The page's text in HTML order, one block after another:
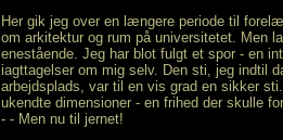
Her gik jeg over en længere periode til
om arkitektur og rum på universitetet. Men
enestående. Jeg har blot fulgt et spor - en
iagttagelser om mig selv. Den sti, jeg indtil
arbejdsplads, var til en vis grad en sikker
ukendte dimensioner - en frihed der skulle
- - Men nu til jernet!